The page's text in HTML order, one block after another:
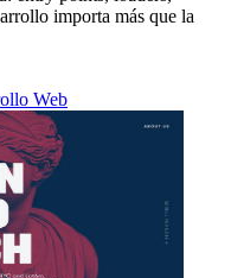
importa más que la
Web